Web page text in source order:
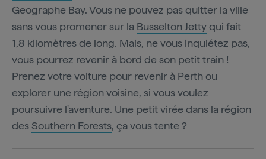
Geographe Bay. Vous ne pouvez pas quitter la ville
sans vous promener sur la Busselton Jettyqui fait
1,8 kilomètres de long. Mais, ne vous inquiétez pas,
vous pourrez revenir à bord de son petit train !
Prenez votre voiture pour revenir à Perth ou
explorer une région voisine, si vous voulez
poursuivre l'aventure. Une petit virée dans la région
desSouthern Forests, ça vous tente ?